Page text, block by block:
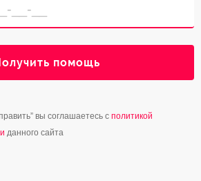
помощь
вы соглашаетесь с политикой
данного сайта